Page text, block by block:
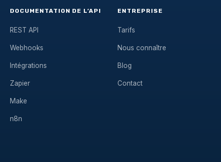
DOCUMENTATION DE L’API
REST API
Webhooks
Intégrations
Zapier
Make
n8n
ENTREPRISE
Tarifs
Nous connaître
Blog
Contact